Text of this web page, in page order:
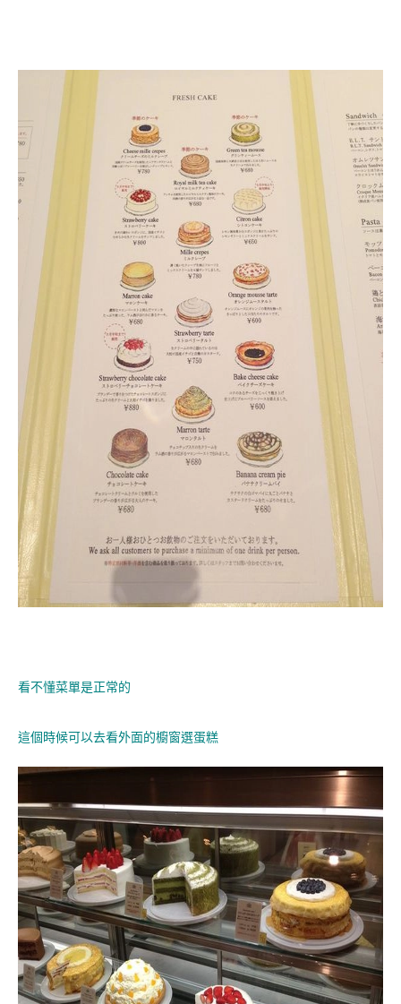
看不懂菜單是正常的
這個時候可以去看外面的櫥窗選蛋糕